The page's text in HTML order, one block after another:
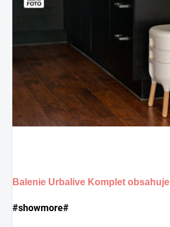
Balenie Urbalive Komplet obsahuje
#showmore#